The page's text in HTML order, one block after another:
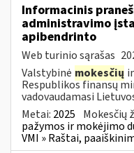
Informacinis
administravimo
apibendrinto
Web turinio sąrašas
Valstybinė mokesčių
Respublikos finansų
vadovaudamasi
Metai: 2025 Mokesčių
pažymos ir mokėjimo
VMI » Raštai,